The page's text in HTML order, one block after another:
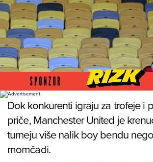
Foto: Profimedia
Dok konkurenti igraju za trofeje i
priče, Manchester United je
turneju više nalik boy bendu
momčadi.